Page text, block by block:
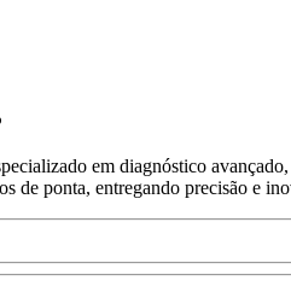
em diagnóstico
de ponta, entregando precisão e